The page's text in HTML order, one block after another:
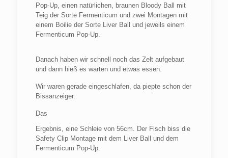
Pop-Up, einen natürlichen, braunen Bloody Ball mit
Teig der Sorte Fermenticum und zwei Montagen mit
einem Boilie der Sorte Liver Ball und jeweils einem
Fermenticum Pop-Up.
Danach haben wir schnell noch das Zelt aufgebaut
und dann hieß es warten und etwas essen.
Wir waren gerade eingeschlafen, da piepte schon der
Bissanzeiger.
Das
Ergebnis, eine Schleie von 56cm. Der Fisch biss die
Safety Clip Montage mit dem Liver Ball und dem
Fermenticum Pop-Up.